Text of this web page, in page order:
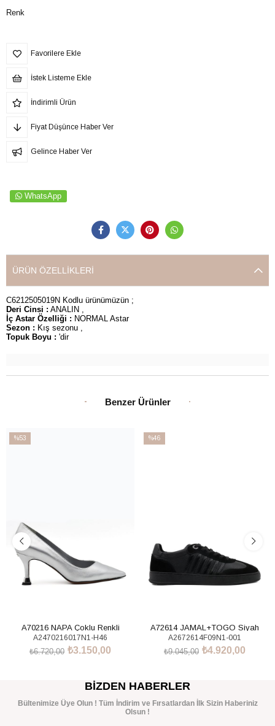
Renk
Favorilere Ekle
İstek Listeme Ekle
İndirimli Ürün
Fiyat Düşünce Haber Ver
Gelince Haber Ver
WhatsApp
ÜRÜN ÖZELLIKLERI
C6212505019N Kodlu ürünümüzün ;
Deri Cinsi : ANALIN ,
İç Astar Özelliği : NORMAL Astar
Sezon : Kış sezonu ,
Topuk Boyu : 'dir
Benzer Ürünler
%53
A70216 NAPA Çoklu Renkli
A2470216017N1-H46
₺3.150,00
₺6.720,00
%46
A72614 JAMAL+TOGO Siyah
Sneakers Ayakkabı
A2672614F09N1-001
₺4.920,00
₺9.045,00
BIZDEN HABERLER
Bültenimize Üye Olun ! Tüm İndirim ve Fırsatlardan İlk Sizin Haberiniz
Olsun !